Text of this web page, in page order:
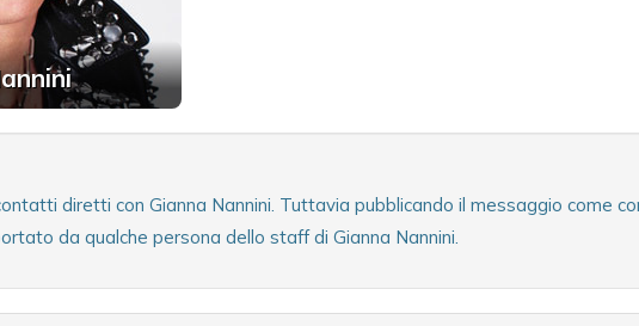
diretti con Gianna Nannini. Tuttavia pubblicando il messaggio come
da qualche persona dello staff di Gianna Nannini.